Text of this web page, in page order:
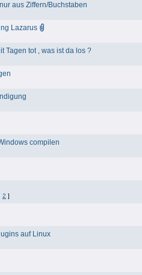
aus Ziffern/Buchstaben
Lazarus
Tagen tot , was ist da los ?
compilen
2 ]
auf Linux